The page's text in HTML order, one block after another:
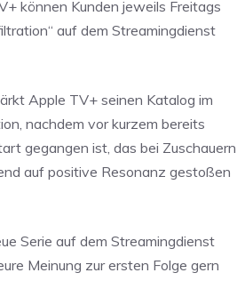
können Kunden jeweils Freitags
auf dem Streamingdienst
Apple TV+ seinen Katalog im
nachdem vor kurzem bereits
gegangen ist, das bei Zuschauern
auf positive Resonanz gestoßen
Serie auf dem Streamingdienst
Meinung zur ersten Folge gern